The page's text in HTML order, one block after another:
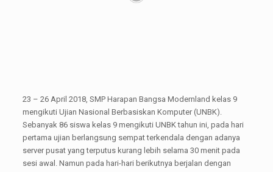
23 – 26 April 2018, SMP Harapan Bangsa Modernland kelas 9
mengikuti Ujian Nasional Berbasiskan Komputer (UNBK).
Sebanyak 86 siswa kelas 9 mengikuti UNBK tahun ini, pada hari
pertama ujian berlangsung sempat terkendala dengan adanya
server pusat yang terputus kurang lebih selama 30 menit pada
sesi awal. Namun pada hari-hari berikutnya berjalan dengan